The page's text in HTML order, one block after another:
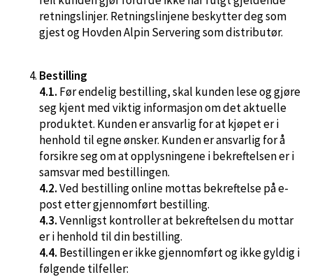
retningslinjer. Retningslinjene beskytter deg som
gjest og Hovden Alpin Servering som distributør.
Bestilling
4.1. Før endelig bestilling, skal kunden lese og gjøre
seg kjent med viktig informasjon om det aktuelle
produktet. Kunden er ansvarlig for at kjøpet er i
henhold til egne ønsker. Kunden er ansvarlig for å
forsikre seg om at opplysningene i bekreftelsen er i
samsvar med bestillingen.
4.2.Ved bestilling online mottas bekreftelse på e-
post etter gjennomført bestilling.
4.3.Vennligst kontroller at bekreftelsen du mottar
er i henhold til din bestilling.
4.4. Bestillingen er ikke gjennomført og ikke gyldig i
følgende tilfeller: